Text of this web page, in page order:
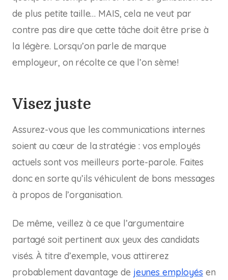
de plus petite taille… MAIS, cela ne veut par
contre pas dire que cette tâche doit être prise à
la légère. Lorsqu’on parle de marque
employeur, on récolte ce que l’on sème!
Visez juste
Assurez-vous que les communications internes
soient au cœur de la stratégie : vos employés
actuels sont vos meilleurs porte-parole. Faites
donc en sorte qu’ils véhiculent de bons messages
à propos de l’organisation.
De même, veillez à ce que l’argumentaire
partagé soit pertinent aux yeux des candidats
visés. À titre d’exemple, vous attirerez
probablement davantage de jeunes employés en